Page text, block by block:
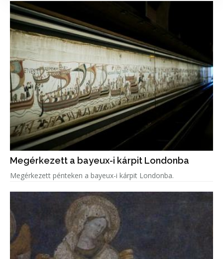
Megérkezett a bayeux-i kárpit Londonba
Megérkezett pénteken a bayeux-i kárpit Londonba.